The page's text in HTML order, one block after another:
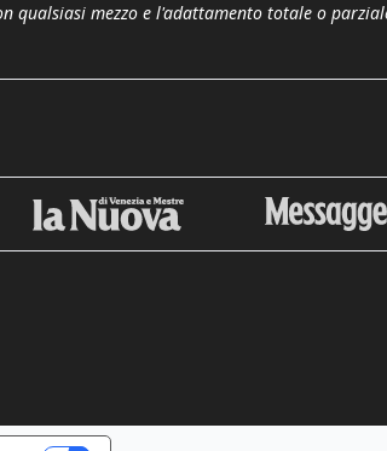
qualsiasi mezzo e l'adattamento totale o